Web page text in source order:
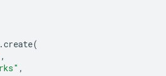
.create(
,
,